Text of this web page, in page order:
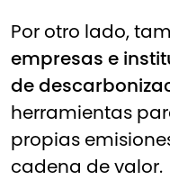
Por otro lado,
empresas e
de
herramientas
propias
cadena de valor.